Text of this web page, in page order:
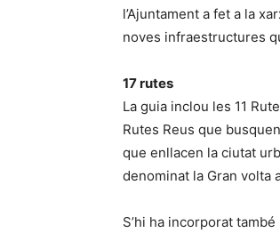
l’Ajuntament a fet a la
noves infraestructures
17 rutes
La guia inclou les 11
Rutes Reus que
que enllacen la ciutat
denominat la Gran volta
S’hi ha incorporat